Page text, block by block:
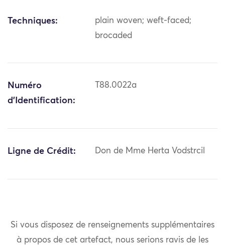
Techniques:
plain woven; weft-faced;
brocaded
Numéro
d'Identification:
T88.0022a
Ligne de Crédit: Don de Mme Herta Vodstrcil
Si vous disposez de renseignements supplémentaires
à propos de cet artefact, nous serions ravis de les